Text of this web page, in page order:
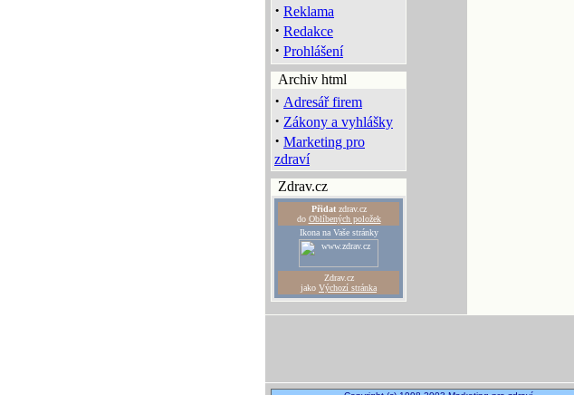
· Reklama
· Redakce
· Prohlášení
Archiv html
· Adresář firem
· Zákony a vyhlášky
· Marketing pro
zdraví
Zdrav.cz
Přidatzdrav.cz
do Oblíbených položek
Ikona na Vaše stránky
Zdrav.cz
jako Výchozí stránka